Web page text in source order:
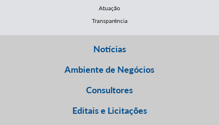
Atuação
Transparência
Notícias
Ambiente de Negócios
Consultores
Editais e Licitações